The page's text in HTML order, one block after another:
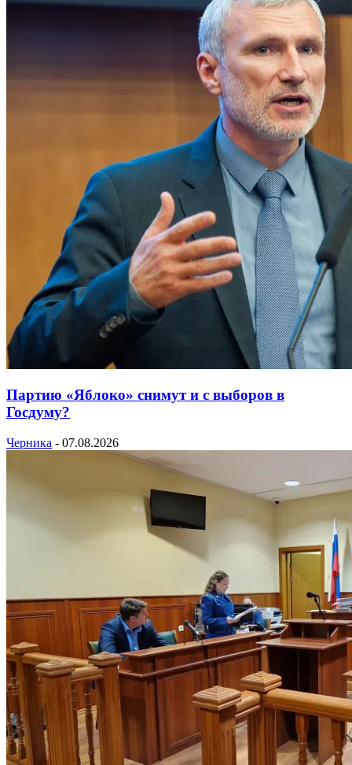
Партию «Яблоко» снимут и с выборов в
Госдуму?
Черника - 07.08.2026